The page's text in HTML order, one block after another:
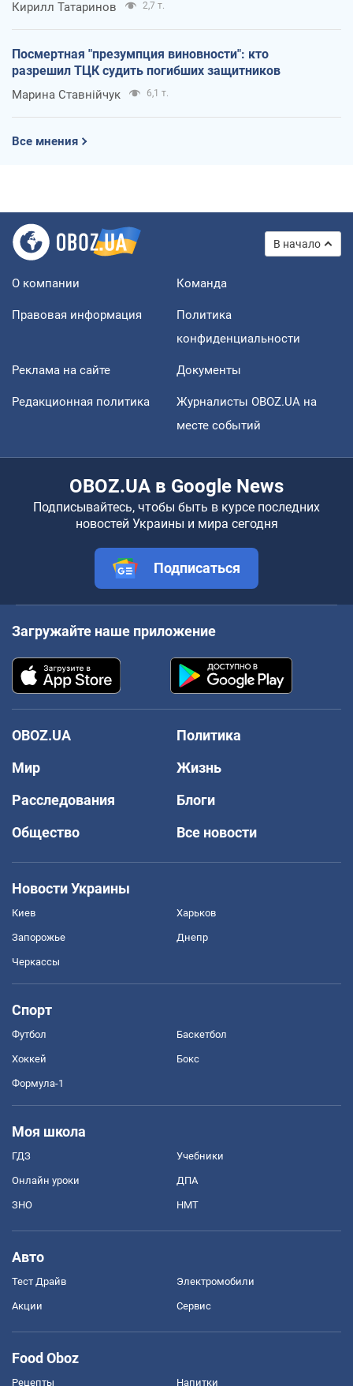
Кирилл Татаринов 2,7 т.
Посмертная "презумпция виновности": кто
разрешил ТЦК судить погибших защитников
Марина Ставнійчук 6,1 т.
Все мнения
В начало
О компании Команда
Правовая информация
Политика
конфиденциальности
Реклама на сайте Документы
Редакционная политика
Журналисты OBOZ.UA на
месте событий
OBOZ.UA в Google News
Подписывайтесь, чтобы быть в курсе последних
новостей Украины и мира сегодня
Подписаться
Загружайте наше приложение
OBOZ.UA
Политика
Мир
Жизнь
Расследования
Блоги
Общество
Все новости
Новости Украины
Киев Харьков
Запорожье Днепр
Черкассы
Спорт
Футбол Баскетбол
Хоккей Бокс
Формула-1
Моя школа
ГДЗ Учебники
Онлайн уроки ДПА
ЗНО НМТ
Авто
Тест Драйв Электромобили
Акции Сервис
Food Oboz
Рецепты Напитки